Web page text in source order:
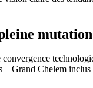
mutation
Grand Chelem